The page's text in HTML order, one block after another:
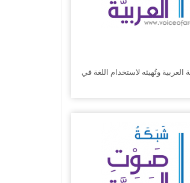
وتُهيئه لاستخدام اللغة في